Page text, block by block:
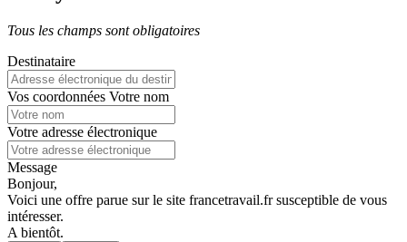
Tous les champs sont obligatoires
Destinataire
Vos coordonnées Votre nom
Votre adresse électronique
Message
Bonjour,
Voici une offre parue sur le site francetravail.fr susceptible de vous
intéresser.
A bientôt.